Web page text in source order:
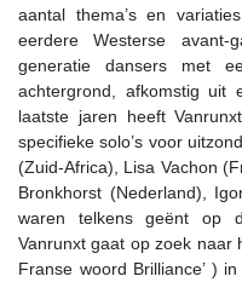
aantal thema’s en
eerdere Westerse
generatie dansers met
achtergrond, afkomstig uit
laatste jaren heeft
specifieke solo’s voor
(Zuid-Africa), Lisa Vachon
Bronkhorst (Nederland),
waren telkens geënt op
Vanrunxt gaat op zoek naar
Franse woord Brilliance’ )